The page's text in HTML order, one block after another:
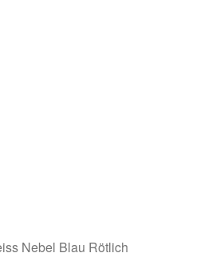
Nebel Blau Rötlich